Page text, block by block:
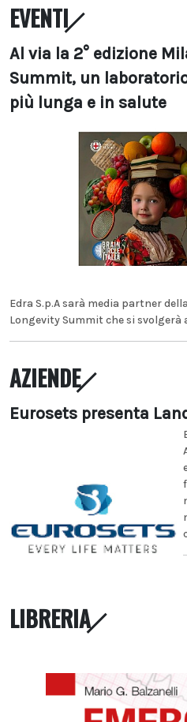
EVENTI
Al via la 2° edizione
Summit, un
più lunga e in salute
Edra S.p.A sarà media partner
Longevity Summit che si svolgerà
AZIENDE
Eurosets presenta
LIBRERIA